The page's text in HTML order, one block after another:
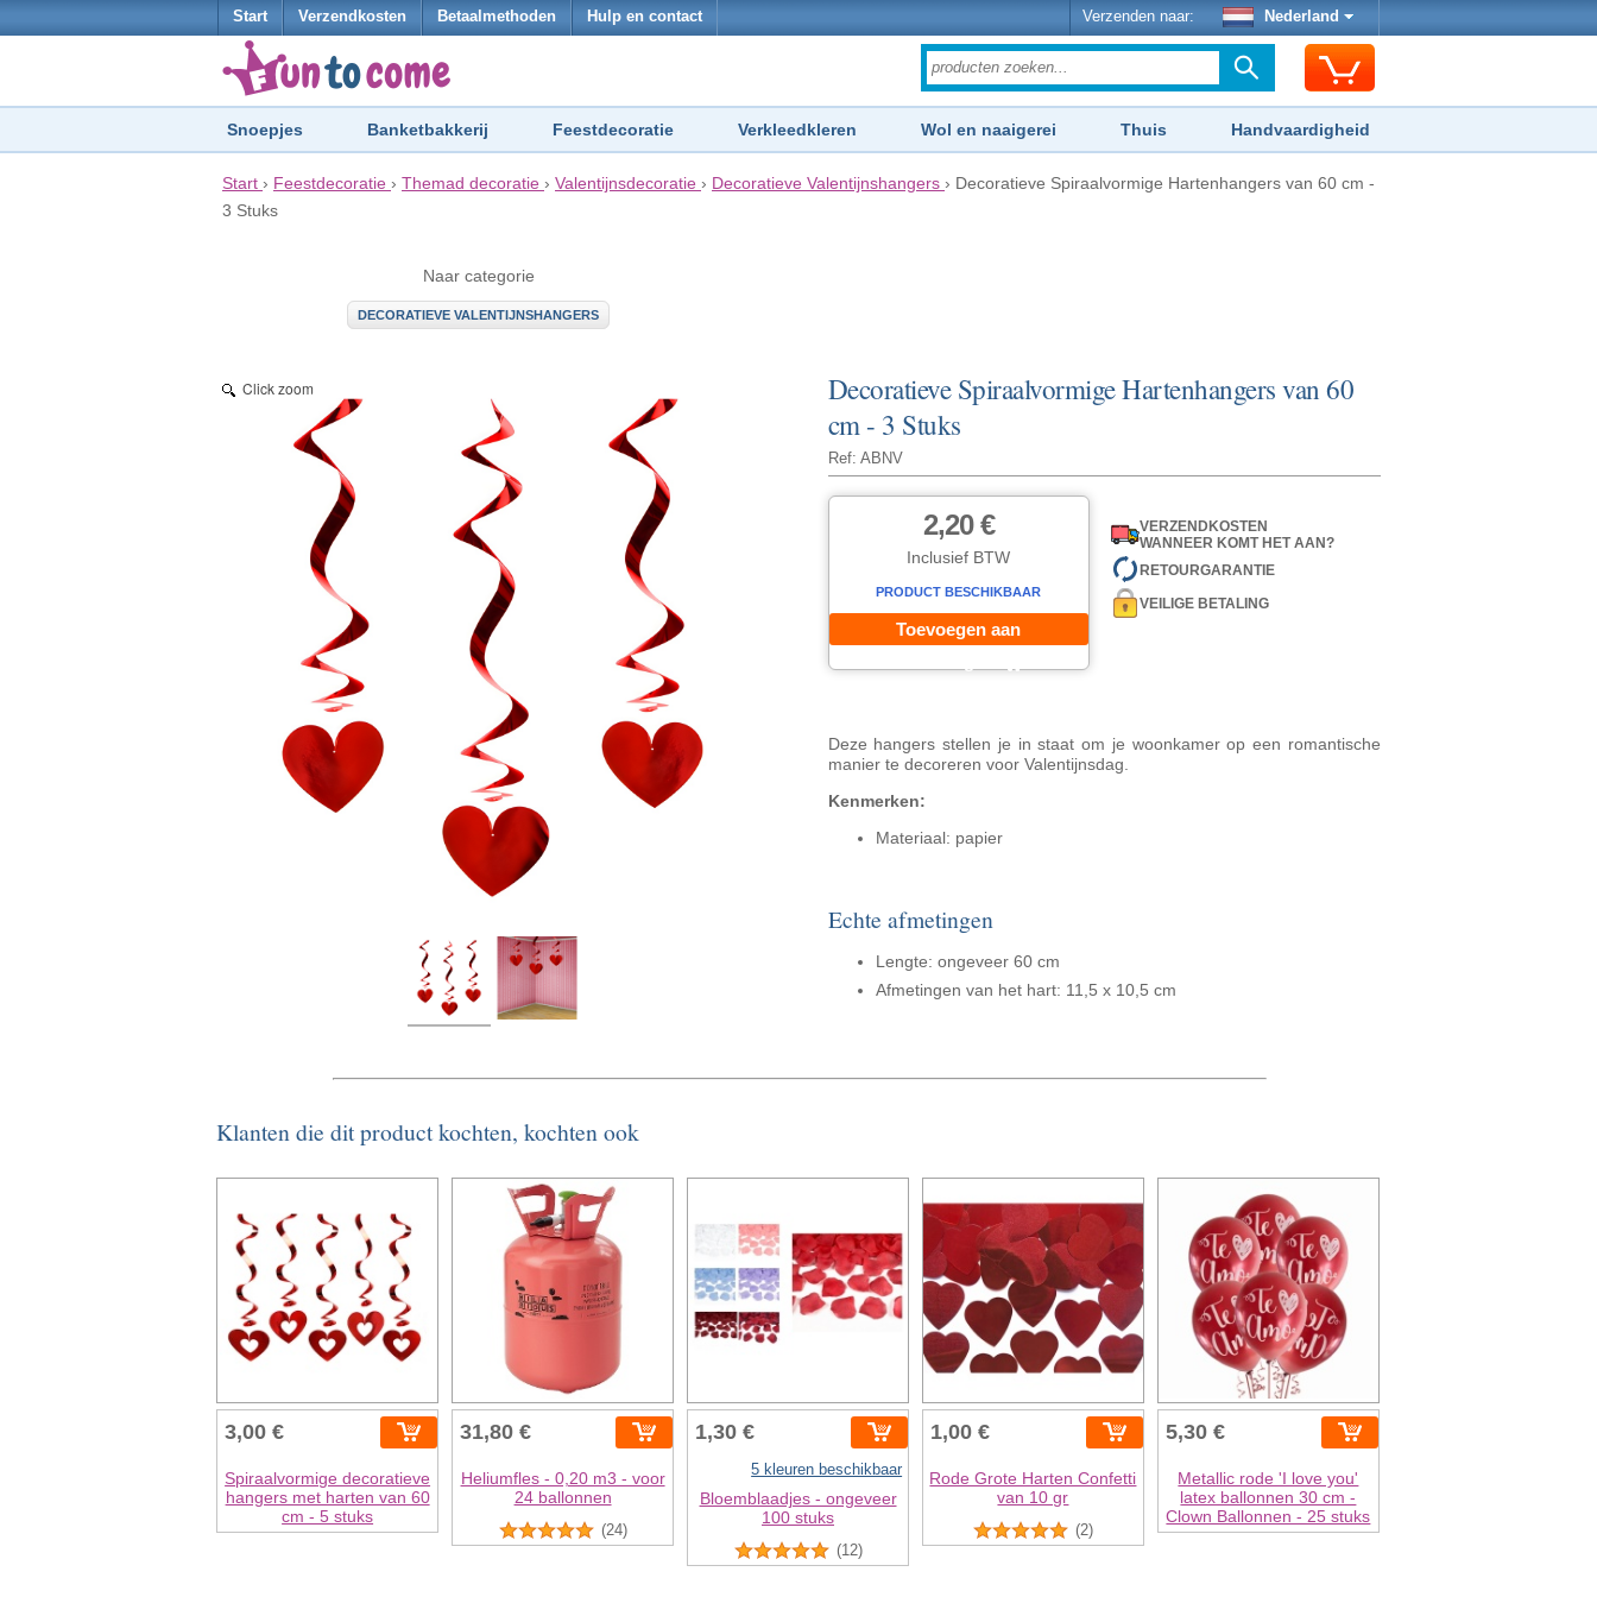
Start Verzendkosten Betaalmethoden Hulp en contact Verzenden naar: Nederland
Snoepjes Banketbakkerij Feestdecoratie Verkleedkleren Wol en naaigerei Thuis Handvaardigheid
Start › Feestdecoratie › Themad decoratie › Valentijnsdecoratie › Decoratieve Valentijnshangers › Decoratieve Spiraalvormige Hartenhangers van 60 cm -
3 Stuks
Naar categorie
DECORATIEVE VALENTIJNSHANGERS
Decoratieve Spiraalvormige Hartenhangers van 60
cm - 3 Stuks
Ref: ABNV
Click zoom
2,20 €
Inclusief BTW
PRODUCT BESCHIKBAAR
Toevoegen aan
VERZENDKOSTEN
WANNEER KOMT HET AAN?
RETOURGARANTIE
VEILIGE BETALING
Deze hangers stellen je in staat om je woonkamer op een romantische
manier te decoreren voor Valentijnsdag.
Kenmerken:
Materiaal: papier
Echte afmetingen
Lengte: ongeveer 60 cm
Afmetingen van het hart: 11,5 x 10,5 cm
Klanten die dit product kochten, kochten ook
3,00 €
Spiraalvormige decoratieve
hangers met harten van 60
cm - 5 stuks
31,80 €
Heliumfles - 0,20 m3 - voor
24 ballonnen
(24)
1,30 €
5 kleuren beschikbaar
Bloemblaadjes - ongeveer
100 stuks
(12)
1,00 €
Rode Grote Harten Confetti
van 10 gr
(2)
5,30 €
Metallic rode 'I love you'
latex ballonnen 30 cm -
Clown Ballonnen - 25 stuks